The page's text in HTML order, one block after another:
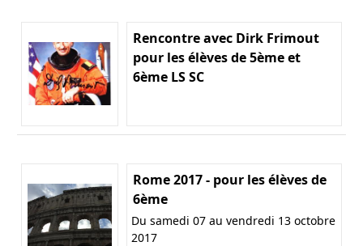
Rencontre avec Dirk Frimout
pour les élèves de 5ème et
6ème LS SC
Rome 2017 - pour les élèves de
6ème
Du samedi 07 au vendredi 13 octobre
2017